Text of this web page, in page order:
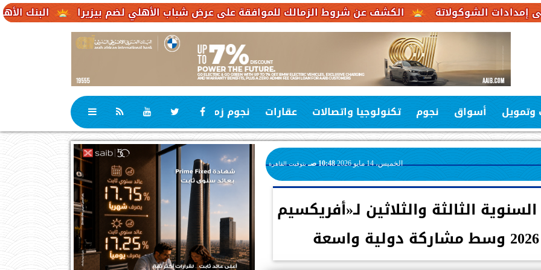
البنك الأهلي الكويتي – مصر يحقق صافي الكشف عن شروط الزمالك للموافقة على عرض شباب الأهلي لضم بيزيرا
وتمويل أسواق نجوم تكنولوجيا واتصالات عقارات نجوم زمان رياضة
الخميس، 14 مايو 2026 10:48 صـ بتوقيت القاهرة
الثالثة والثلاثين لـ«أفريكسيم